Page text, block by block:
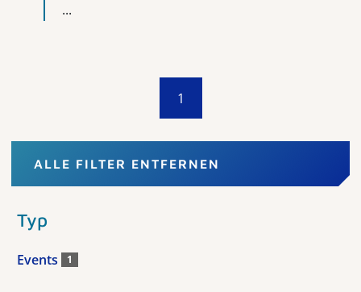
...
1
ALLE FILTER ENTFERNEN
Typ
Events 1